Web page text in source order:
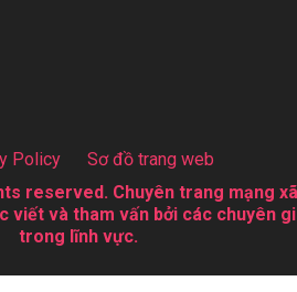
Policy
Sơ đồ trang web
reserved. Chuyên trang mạng
viết và tham vấn bởi các chuyên
trong lĩnh vực.